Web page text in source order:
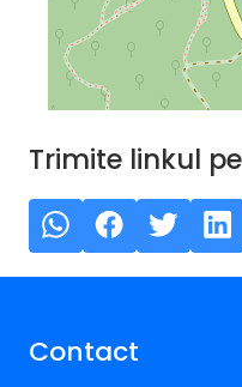
Trimite linkul pe
Contact